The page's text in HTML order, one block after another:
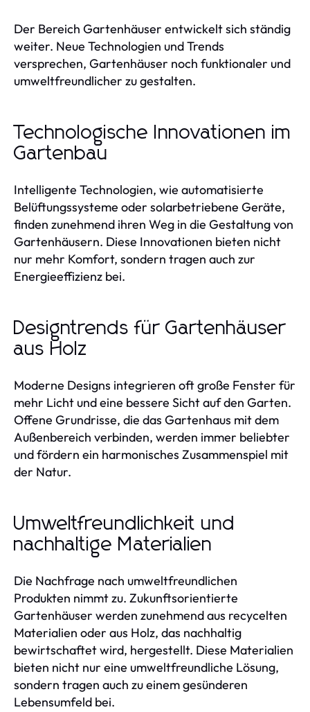
Der Bereich Gartenhäuser entwickelt sich ständig
weiter. Neue Technologien und Trends
versprechen, Gartenhäuser noch funktionaler und
umweltfreundlicher zu gestalten.
Technologische Innovationen im
Gartenbau
Intelligente Technologien, wie automatisierte
Belüftungssysteme oder solarbetriebene Geräte,
finden zunehmend ihren Weg in die Gestaltung von
Gartenhäusern. Diese Innovationen bieten nicht
nur mehr Komfort, sondern tragen auch zur
Energieeffizienz bei.
Designtrends für Gartenhäuser
aus Holz
Moderne Designs integrieren oft große Fenster für
mehr Licht und eine bessere Sicht auf den Garten.
Offene Grundrisse, die das Gartenhaus mit dem
Außenbereich verbinden, werden immer beliebter
und fördern ein harmonisches Zusammenspiel mit
der Natur.
Umweltfreundlichkeit und
nachhaltige Materialien
Die Nachfrage nach umweltfreundlichen
Produkten nimmt zu. Zukunftsorientierte
Gartenhäuser werden zunehmend aus recycelten
Materialien oder aus Holz, das nachhaltig
bewirtschaftet wird, hergestellt. Diese Materialien
bieten nicht nur eine umweltfreundliche Lösung,
sondern tragen auch zu einem gesünderen
Lebensumfeld bei.